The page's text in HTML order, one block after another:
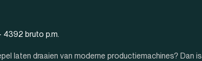
bruto p.m.
laten draaien van moderne productiemachines? Dan is